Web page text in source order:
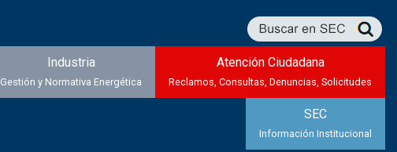
Industria
Gestión y Normativa Energética
Atención Ciudadana
Reclamos, Consultas, Denuncias, Solicitudes
SEC
Información Institucional